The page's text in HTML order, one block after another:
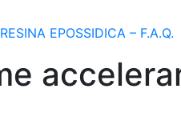
RESINA EPOSSIDICA – F.A.Q.